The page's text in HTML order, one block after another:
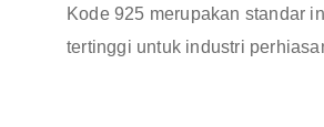
Kode 925 merupakan standar
tertinggi untuk industri